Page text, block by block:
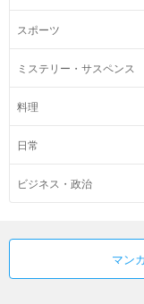
スポーツ
ミステリー・サスペンス
料理
日常
ビジネス・政治
マン